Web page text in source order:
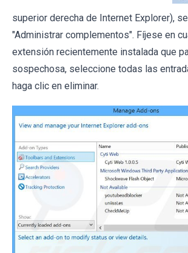
superior derecha de Internet Explorer),
"Administrar complementos". Fíjese en
extensión recientemente instalada que
sospechosa, seleccione todas las
haga clic en eliminar.